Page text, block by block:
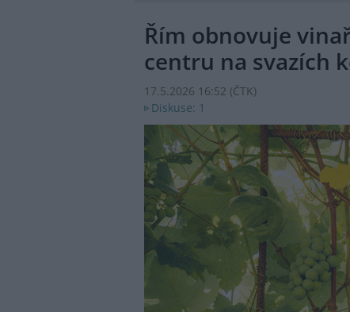
Řím obnovuje
centru na svazích
17.5.2026 16:52 (ČTK)
Diskuse: 1